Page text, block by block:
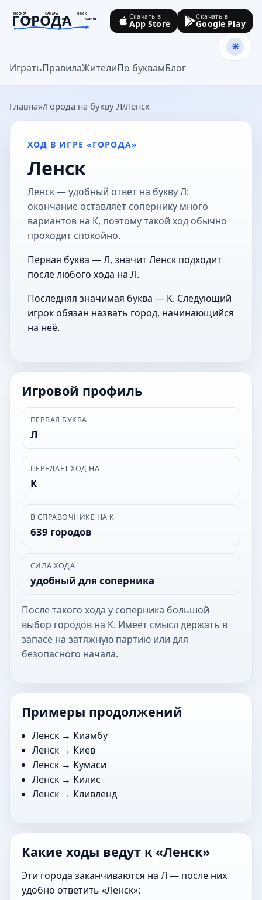
МОСКВА САМАРА
ОМСК
ТУЛА
СОЧИ КАЗАНЬ
ГОРОДА
goroda-na.ru
ИгратьПравилаЖителиПо буквамБлог
Скачать в
App Store
Скачать в
Google Play
Главная Города на букву Л Ленск
ХОД В ИГРЕ «ГОРОДА»
Ленск
Ленск — удобный ответ на букву Л:
окончание оставляет сопернику много
вариантов на К, поэтому такой ход обычно
проходит спокойно.
Первая буква — Л, значит Ленск подходит
после любого хода на Л.
Последняя значимая буква — К. Следующий
игрок обязан назвать город, начинающийся
на неё.
Игровой профиль
ПЕРВАЯ БУКВА
Л
ПЕРЕДАЁТ ХОД НА
К
В СПРАВОЧНИКЕ НА К
639 городов
СИЛА ХОДА
удобный для соперника
После такого хода у соперника большой
выбор городов на К. Имеет смысл держать в
запасе на затяжную партию или для
безопасного начала.
Примеры продолжений
Ленск → Киамбу
Ленск → Киев
Ленск → Кумаси
Ленск → Килис
Ленск → Кливленд
Какие ходы ведут к «Ленск»
Эти города заканчиваются на Л — после них
удобно ответить «Ленск»: